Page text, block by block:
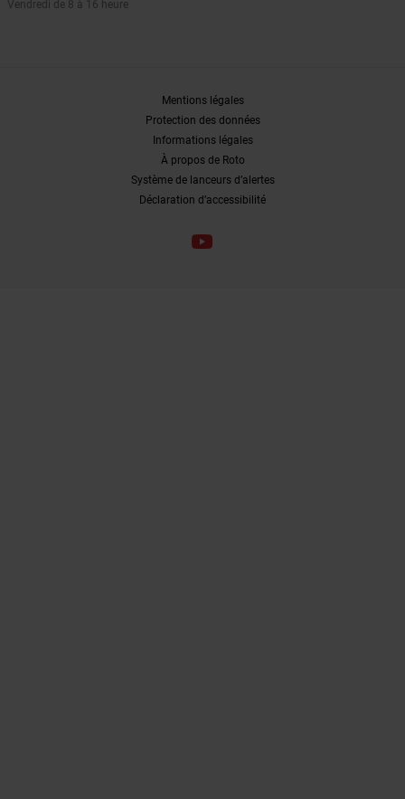
Vendredi de 8 à 16 heure
Mentions légales
Protection des données
Informations légales
À propos de Roto
Système de lanceurs d’alertes
Déclaration d’accessibilité